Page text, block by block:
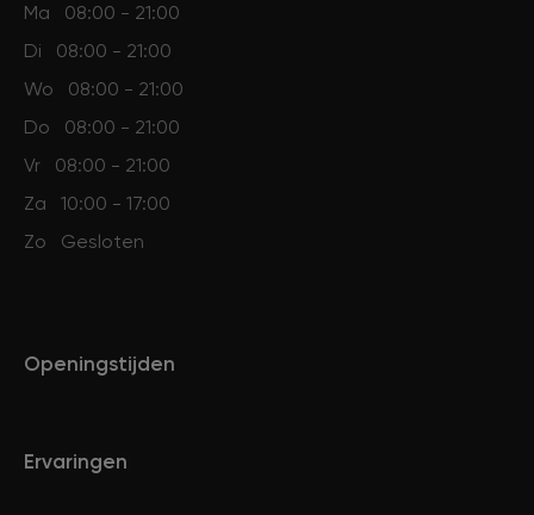
Ma
08:00 - 21:00
Di
08:00 - 21:00
Wo
08:00 - 21:00
Do
08:00 - 21:00
Vr
08:00 - 21:00
Za
10:00 - 17:00
Zo
Gesloten
Openingstijden
Ervaringen